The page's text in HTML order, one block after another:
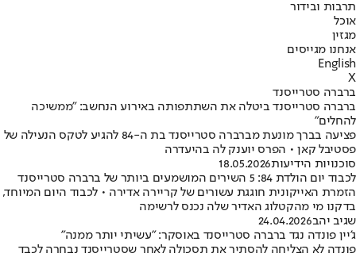
תרבות ובידור
אוכל
מגזין
אנחנו מגייסים
English
X
ברברה סטרייסנד
ברברה סטרייסנד ביטלה את השתתפותה באירוע הנחשב: "ממשיכה
להחלים"
פציעה בברך מונעת מברברה סטרייסנד בת ה-84 להגיע לטקס הנעילה של
פסטיבל קאן • הפרס יוענק לה בהיעדרה
סוכנויות הידיעות18.05.2026
לכבוד יום הולדת 84: 5 השירים המושמעים ביותר של ברברה סטרייסנד
הזמרת האייקונית חוגגת עשורים של קריירה אדירה • לכבוד היום המיוחד,
בדקנו מי מהקטלוג האדיר שלה נכנס לרשימה
שגיב יהב24.04.2026
ג'יין פונדה נגד ברברה סטרייסנד באוסקר: "עשיתי יותר ממנה"
פונדה לא הצליחה להסתיר את תסכולה לאחר שסטרייסנד נבחרה לכבד